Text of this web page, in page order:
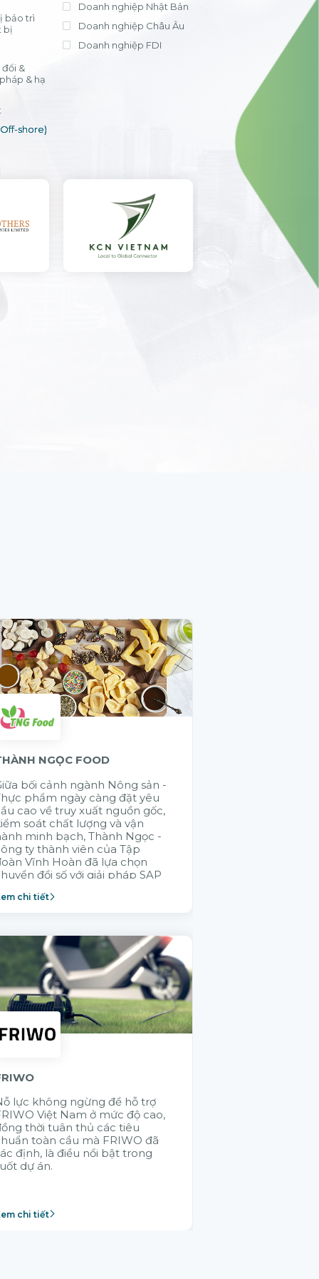
bảo trì
bị
&
& hạ
shore)
Doanh nghiệp Nhật Bản
Doanh nghiệp Châu Âu
Doanh nghiệp FDI
NGỌC FOOD
bối cảnh ngành Nông sản -
phẩm ngày càng đặt yêu
cao về truy xuất nguồn gốc,
soát chất lượng và vận
minh bạch, Thành Ngọc -
ty thành viên của Tập
Vĩnh Hoàn đã lựa chọn
đổi số với giải pháp SAP
lực vận hành bền vững.
chi tiết
lực không ngừng để hỗ trợ
Việt Nam ở mức độ cao,
thời tuân thủ các tiêu
toàn cầu mà FRIWO đã
định, là điều nổi bật trong
dự án.
chi tiết